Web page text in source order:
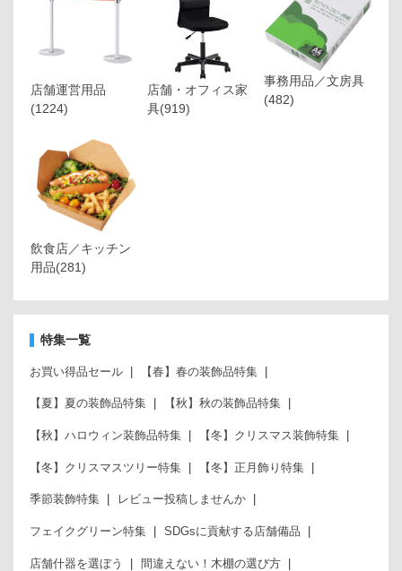
店舗運営用品
(1224)
店舗・オフィス家
具(919)
事務用品／文房具
(482)
飲食店／キッチン
用品(281)
特集一覧
お買い得品セール 【春】春の装飾品特集
【夏】夏の装飾品特集 【秋】秋の装飾品特集
【秋】ハロウィン装飾品特集 【冬】クリスマス装飾特集
【冬】クリスマスツリー特集 【冬】正月飾り特集
季節装飾特集 レビュー投稿しませんか
フェイクグリーン特集 SDGsに貢献する店舗備品
店舗什器を選ぼう 間違えない！木棚の選び方